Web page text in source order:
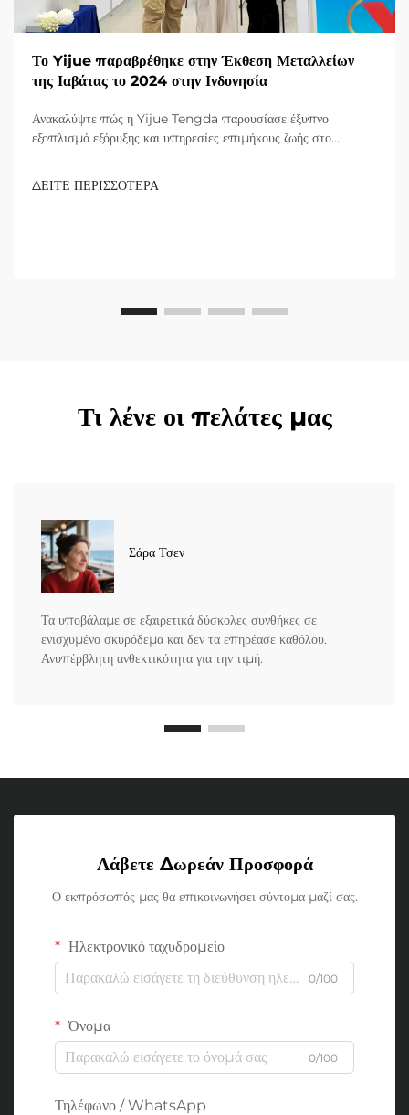
Το Yijue παραβρέθηκε στην Έκθεση Μεταλλείων
της Ιαβάτας το 2024 στην Ινδονησία
Ανακαλύψτε πώς η Yijue Tengda παρουσίασε έξυπνο
εξοπλισμό εξόρυξης και υπηρεσίες επιμήκους ζωής στο
ΔΕΙΤΕ ΠΕΡΙΣΣΟΤΕΡΑ
Τι λένε οι πελάτες μας
Σάρα Τσεν
Τα υποβάλαμε σε εξαιρετικά δύσκολες συνθήκες σε
ενισχυμένο σκυρόδεμα και δεν τα επηρέασε καθόλου.
Ανυπέρβλητη ανθεκτικότητα για την τιμή.
Λάβετε Δωρεάν Προσφορά
Ο εκπρόσωπός μας θα επικοινωνήσει σύντομα μαζί σας.
Ηλεκτρονικό ταχυδρομείο
0/100
Όνομα
0/100
Τηλέφωνο / WhatsApp